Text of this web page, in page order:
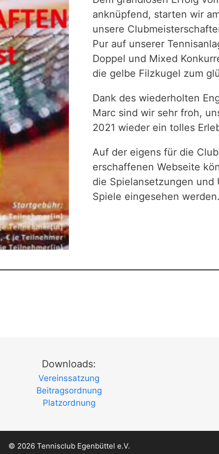
anknüpfend, starten wir
unsere
Pur auf unserer
Doppel und Mixed
die gelbe Filzkugel zum
Dank des wiederholten
Marc sind wir sehr froh,
2021 wieder ein tolles
Auf der eigens für die
erschaffenen Webseite
die Spielansetzungen
Spiele eingesehen werden.
Downloads:
Vereinssatzung
Beitragsordnung
Platzordnung
© 2026 Tennisclub Egenbüttel e.V.